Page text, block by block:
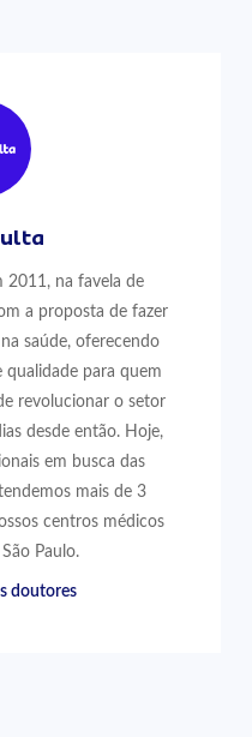
2011, na favela de
a proposta de fazer
saúde, oferecendo
qualidade para quem
revolucionar o setor
desde então. Hoje,
em busca das
mais de 3
centros médicos
Paulo.
doutores